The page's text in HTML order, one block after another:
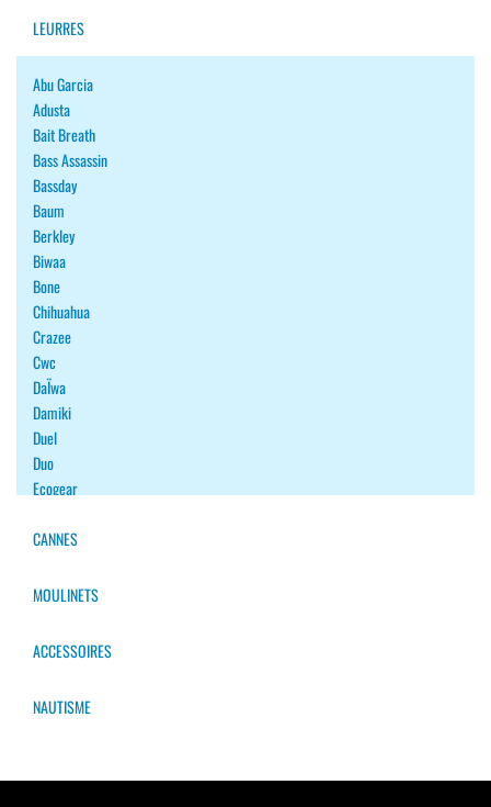
LEURRES
Abu Garcia
Adusta
Bait Breath
Bass Assassin
Bassday
Baum
Berkley
Biwaa
Bone
Chihuahua
Crazee
Cwc
DaÏwa
Damiki
Duel
Duo
Ecogear
Fish Arrow
Flash Union
Gan Craft
Gary Yamamoto
Goodbait
CANNES
MOULINETS
ACCESSOIRES
NAUTISME